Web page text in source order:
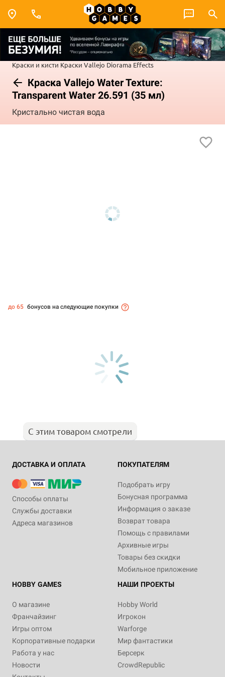
Краски и кисти Краски Vallejo Diorama Effects
Краска Vallejo Water Texture:
Transparent Water 26.591 (35 мл)
Кристально чистая вода
до 65 бонусов на следующие покупки
С этим товаром смотрели
ДОСТАВКА И ОПЛАТА
Способы оплаты
Службы доставки
Адреса магазинов
ПОКУПАТЕЛЯМ
Подобрать игру
Бонусная программа
Информация о заказе
Возврат товара
Помощь с правилами
Архивные игры
Товары без скидки
Мобильное приложение
HOBBY GAMES
О магазине
Франчайзинг
Игры оптом
Корпоративные подарки
Работа у нас
Новости
НАШИ ПРОЕКТЫ
Hobby World
Игрокон
Warforge
Мир фантастики
Берсерк
CrowdRepublic